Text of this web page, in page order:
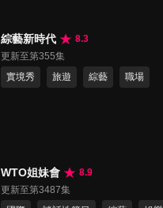
綜藝新時代
8.3
更新至第355集
實境秀
旅遊 綜藝 職場
WTO姐妹會
8.9
更新至第3487集